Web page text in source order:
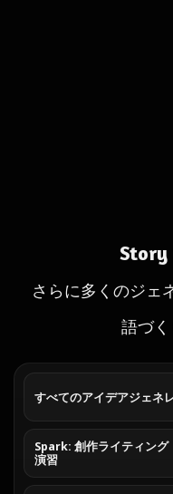
Story
さらに多くのジェ
語づく
すべてのアイデアジェネ
Spark: 創作ライティング
演習